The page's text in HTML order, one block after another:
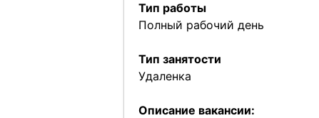
Тип работы
Полный рабочий день
Тип занятости
Удаленка
Описание вакансии: